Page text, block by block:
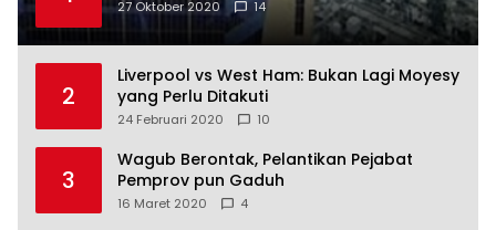
27 Oktober 2020 14
2
Liverpool vs West Ham: Bukan Lagi Moyesy
yang Perlu Ditakuti
24 Februari 2020 10
3
Wagub Berontak, Pelantikan Pejabat
Pemprov pun Gaduh
16 Maret 2020 4